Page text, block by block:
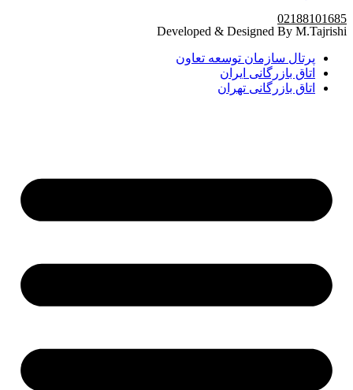
02188101685
Developed & Designed By M.Tajrishi
پرتال سازمان توسعه تعاون
اتاق بازرگانی ایران
اتاق بازرگانی تهران